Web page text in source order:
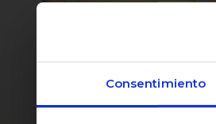
Consentimiento